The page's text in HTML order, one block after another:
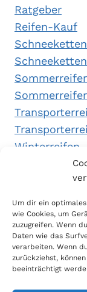
Um dir ein
wie Cookies, um
zuzugreifen. Wenn
Daten wie das
verarbeiten. Wenn
zurückziehst,
beeinträchtigt
Ratgeber
Reifen-Kauf
Schneeketten
Winterreifen
Luftsport